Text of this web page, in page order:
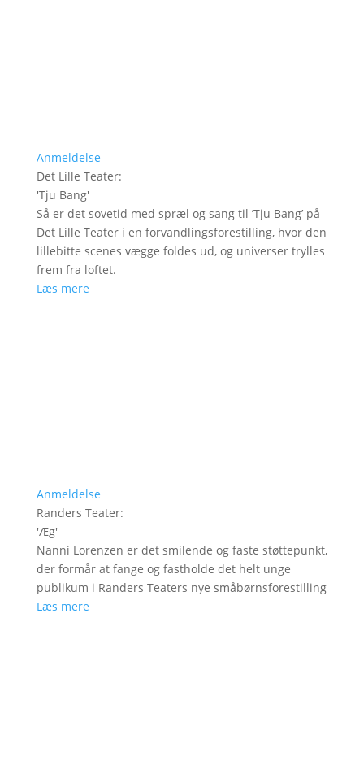
Anmeldelse
Det Lille Teater:
'Tju Bang'
Så er det sovetid med spræl og sang til ’Tju Bang’ på
Det Lille Teater i en forvandlingsforestilling, hvor den
lillebitte scenes vægge foldes ud, og universer trylles
frem fra loftet.
Læs mere
Anmeldelse
Randers Teater:
'Æg'
Nanni Lorenzen er det smilende og faste støttepunkt,
der formår at fange og fastholde det helt unge
publikum i Randers Teaters nye småbørnsforestilling
Læs mere